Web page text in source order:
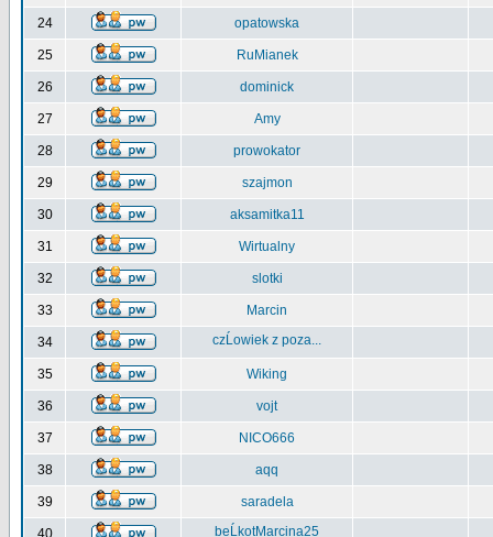
24 opatowska
25 RuMianek
26 dominick
27 Amy
28 prowokator
29 szajmon
30 aksamitka11
31 Wirtualny
32 slotki
33 Marcin
34 czĹowiek z poza...
35 Wiking
36 vojt
37 NICO666
38 aqq
39 saradela
40 beĹkotMarcina25